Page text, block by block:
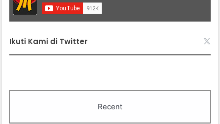
Ikuti Kami di Twitter
Recent